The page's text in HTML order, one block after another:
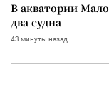
В акватории
два судна
43 минуты назад